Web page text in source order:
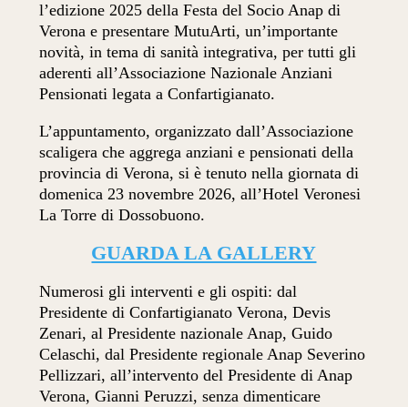
l’edizione 2025 della Festa del Socio Anap di
Verona e presentare MutuArti, un’importante
novità, in tema di sanità integrativa, per tutti gli
aderenti all’Associazione Nazionale Anziani
Pensionati legata a Confartigianato.
L’appuntamento, organizzato dall’Associazione
scaligera che aggrega anziani e pensionati della
provincia di Verona, si è tenuto nella giornata di
domenica 23 novembre 2026, all’Hotel Veronesi
La Torre di Dossobuono.
GUARDA LA GALLERY
Numerosi gli interventi e gli ospiti: dal
Presidente di Confartigianato Verona, Devis
Zenari, al Presidente nazionale Anap, Guido
Celaschi, dal Presidente regionale Anap Severino
Pellizzari, all’intervento del Presidente di Anap
Verona, Gianni Peruzzi, senza dimenticare